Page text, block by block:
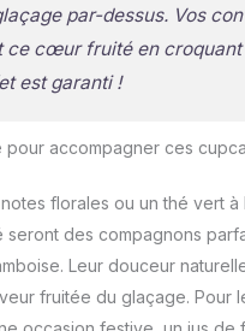
par-dessus. Vos
ce cœur fruité en croquant
est garanti !
pour accompagner ces
florales ou un thé vert à
seront des compagnons
Leur douceur
fruitée du glaçage. Pour